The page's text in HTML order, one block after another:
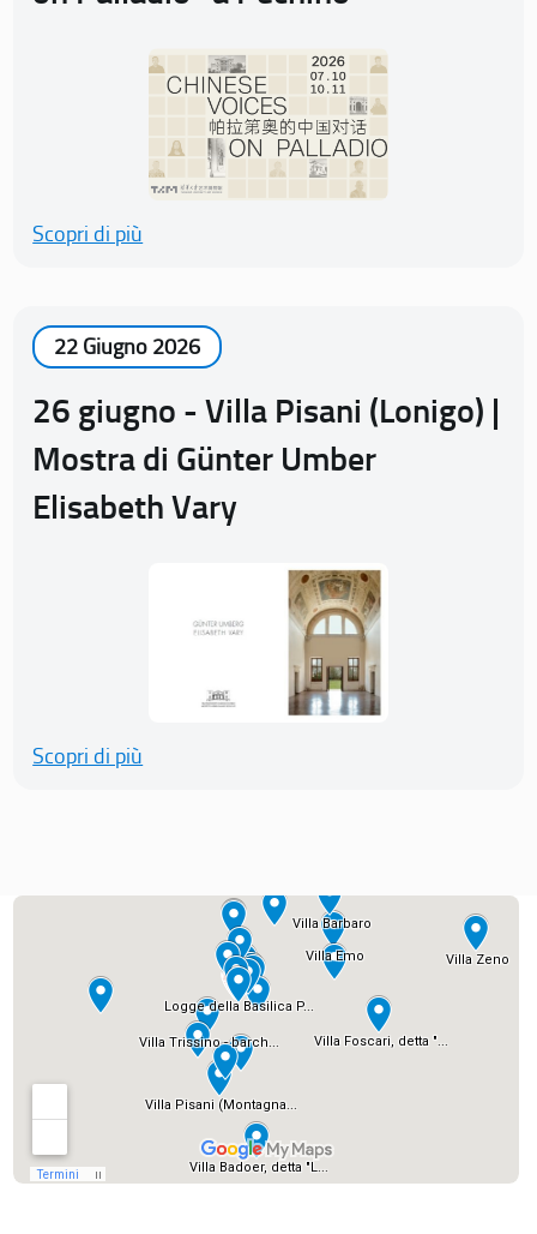
Scopri di più
22 Giugno 2026
26 giugno - Villa Pisani (Lonigo) |
Mostra di Günter Umber
Elisabeth Vary
Scopri di più